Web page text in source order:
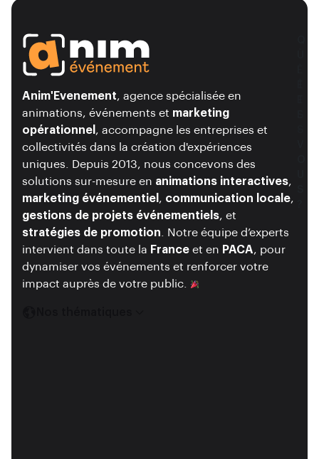
Anim'Evenement, agence spécialisée en
animations, événements et marketing
opérationnel , accompagne les entreprises et
collectivités dans la création d'expériences
uniques. Depuis 2013, nous concevons des
solutions sur-mesure en animations interactives,
marketing événementiel , communication locale,
gestions de projets événementiels, et
stratégies de promotion . Notre équipe d’experts
intervient dans toute la France et en PACA, pour
dynamiser vos événements et renforcer votre
impact auprès de votre public.